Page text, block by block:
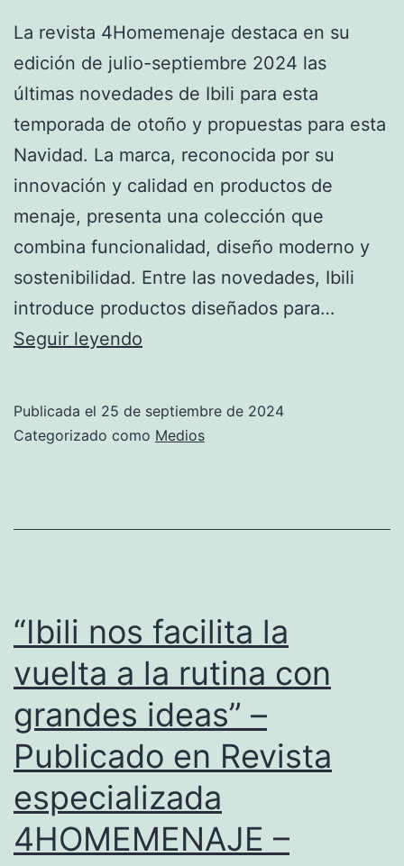
La revista 4Homemenaje destaca en su
edición de julio-septiembre 2024 las
últimas novedades de Ibili para esta
temporada de otoño y propuestas para esta
Navidad. La marca, reconocida por su
innovación y calidad en productos de
menaje, presenta una colección que
combina funcionalidad, diseño moderno y
sostenibilidad. Entre las novedades, Ibili
introduce productos diseñados para…
Seguir leyendo
EN
ÚLTIMOS
LANZAMIENTOS”
Publicada el 25 de septiembre de 2024
Categorizado como Medios
“Ibili nos facilita la
vuelta a la rutina con
grandes ideas” –
Publicado en Revista
especializada
4HOMEMENAJE –